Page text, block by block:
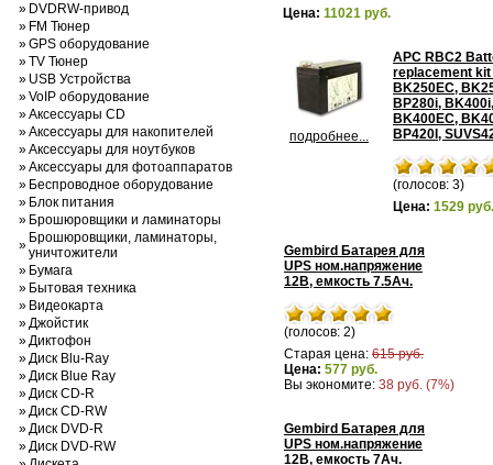
» DVDRW-привод
» FM Тюнер
»GPS оборудование
»TV Тюнер
» USB Устройства
»VoIP оборудование
»Аксессуары CD
»Аксессуары для накопителей
»Аксессуары для ноутбуков
»Аксессуары для фотоаппаратов
» Беспроводное оборудование
» Блок питания
» Брошюровщики и ламинаторы
» Брошюровщики, ламинаторы,
уничтожители
» Бумага
» Бытовая техника
» Видеокарта
»Джойстик
»Диктофон
»Диск Blu-Ray
»Диск Blue Ray
»Диск CD-R
»Диск CD-RW
»Диск DVD-R
»Диск DVD-RW
Цена: 11021 руб.
подробнее...
APC RBC2
replacement
BK250EC,
BP280i, BK400i,
BK400EC,
BP420I,
(голосов: 3)
Цена: 1529 руб.
Gembird Батарея для
UPS ном.напряжение
12В, емкость 7.5Ач.
(голосов: 2)
Старая цена: 615 руб.
Цена: 577 руб.
Вы экономите: 38 руб. (7%)
Gembird Батарея для
UPS ном.напряжение
12В, емкость 7Ач.